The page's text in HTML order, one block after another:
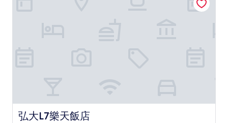
弘大L7樂天飯店
弘大L7樂天飯店